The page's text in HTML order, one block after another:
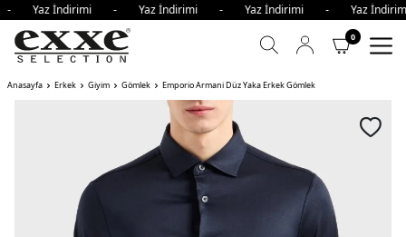
Yaz İndirimi - Yaz İndirimi - Yaz İndirimi - Yaz
0
Anasayfa Erkek Giyim Gömlek Emporio Armani Düz Yaka Erkek Gömlek